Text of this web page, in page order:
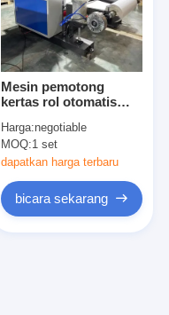
Mesin pemotong
kertas rol otomatis
dan mesin rewinder
untuk pemotongan
kertas faks berkinerja
tinggi
Harga:negotiable
MOQ:1 set
dapatkan harga terbaru
bicara sekarang